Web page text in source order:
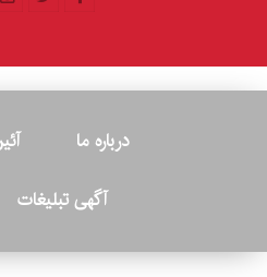
درباره ما
آگهی تبلیغات